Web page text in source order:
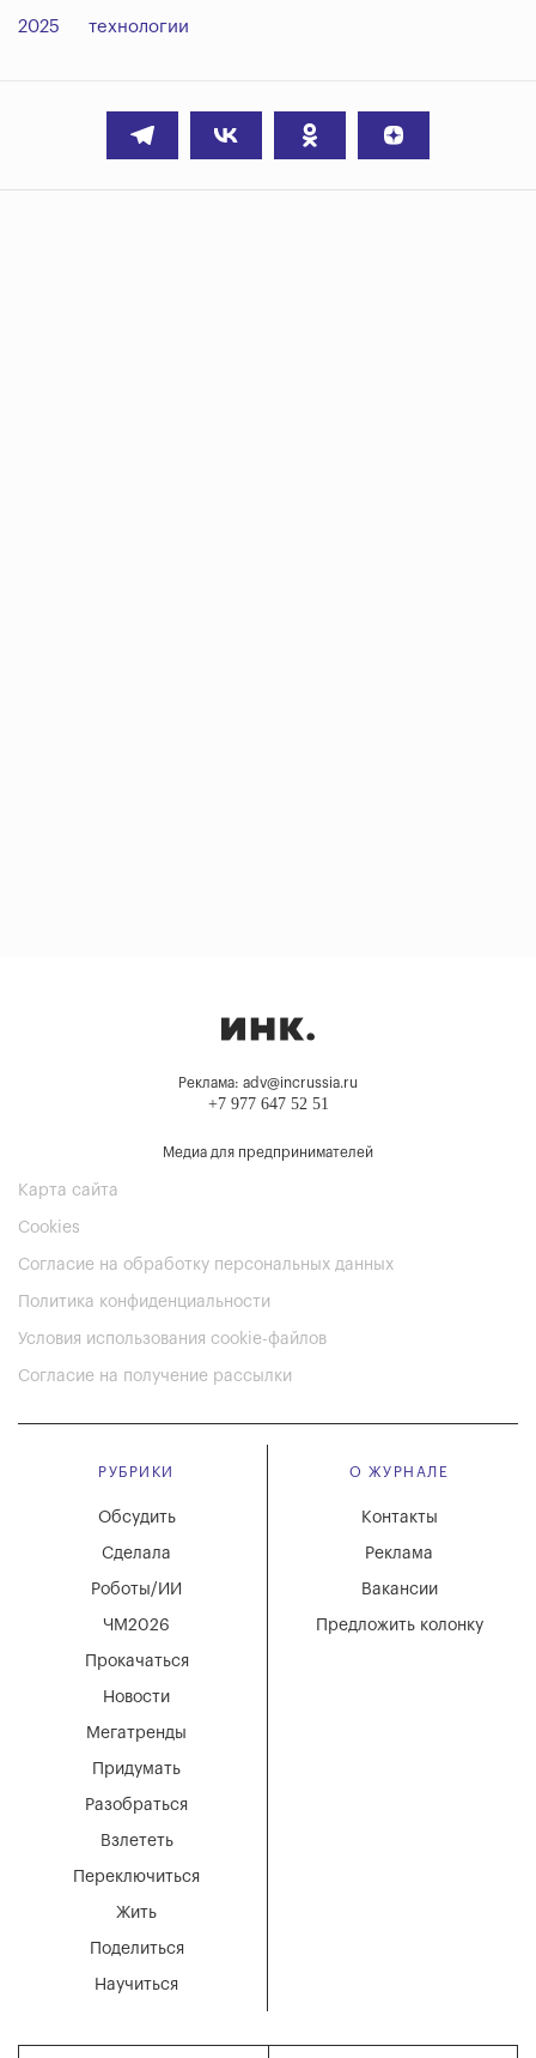
2025 технологии
Реклама: adv@incrussia.ru
+7 977 647 52 51
Медиа для предпринимателей
Карта сайта
Cookies
Согласие на обработку персональных данных
Политика конфиденциальности
Условия использования cookie-файлов
Согласие на получение рассылки
РУБРИКИ
Мегатренды
Придумать
Разобраться
Взлететь
Новости
Переключиться
Жить
Поделиться
Научиться
Обсудить
Сделала
Роботы/ИИ
ЧМ2026
Прокачаться
О ЖУРНАЛЕ
Вакансии
Реклама
Контакты
Предложить колонку